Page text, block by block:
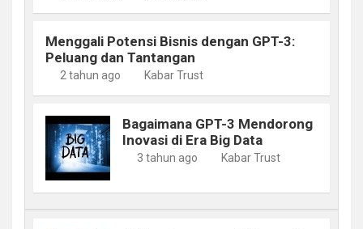
Menggali Potensi Bisnis dengan GPT-3:
Peluang dan Tantangan
2 tahun ago Kabar Trust
Bagaimana GPT-3 Mendorong
Inovasi di Era Big Data
3 tahun ago Kabar Trust